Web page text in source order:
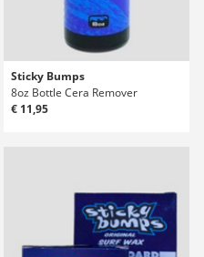
Sticky Bumps
8oz Bottle Cera Remover
€ 11,95